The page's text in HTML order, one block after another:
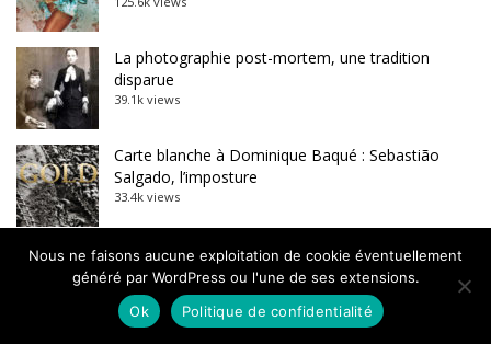
La photographie post-mortem, une tradition
disparue
39.1k views
Carte blanche à Dominique Baqué : Sebastião
Salgado, l’imposture
33.4k views
Manque de culture photographique dans le
photojournalisme
Le Coup de gueule de Jean-François Leroy
29.1k views
Nous ne faisons aucune exploitation de cookie éventuellement
généré par WordPress ou l'une de ses extensions.
Ok
Politique de confidentialité